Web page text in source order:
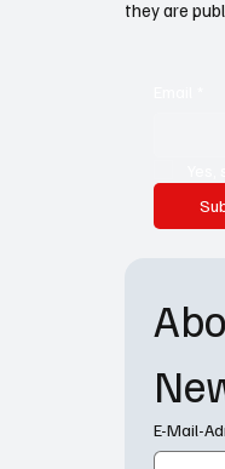
they are
E-Mail-